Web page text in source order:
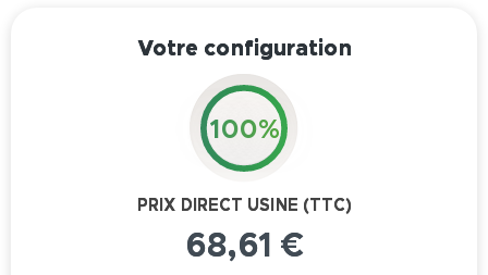
Votre configuration
100%
PRIX DIRECT USINE (TTC)
68,61 €